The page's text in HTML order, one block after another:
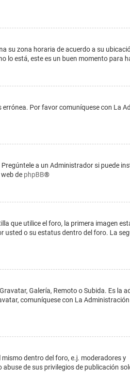
su zona horaria de acuerdo a su
lo está, este es un buen momento para
errónea. Por favor comuníquese con La
a un Administrador si puede
de phpBB®
que utilice el foro, la primera imagen
usted o su estatus dentro del foro. La
Galería, Remoto o Subida. Es la
comuníquese con La
dentro del foro, e.j. moderadores y
de sus privilegios de publicación